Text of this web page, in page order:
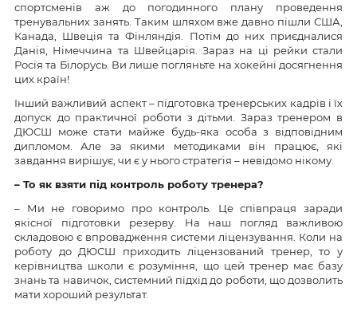
спортсменів аж до погодинного плану проведення
тренувальних занять. Таким шляхом вже давно пішли США,
Канада, Швеція та Фінляндія. Потім до них приєдналися
Данія, Німеччина та Швейцарія. Зараз на ці рейки стали
Росія та Білорусь. Ви лише погляньте на хокейні досягнення
цих країн!
Інший важливий аспект – підготовка тренерських кадрів і їх
допуск до практичної роботи з дітьми. Зараз тренером в
ДЮСШ може стати майже будь-яка особа з відповідним
дипломом. Але за якими методиками він працює, які
завдання вирішує, чи є у нього стратегія – невідомо нікому.
– То як взяти під контроль роботу тренера?
– Ми не говоримо про контроль. Це співпраця заради
якісної підготовки резерву. На наш погляд важливою
складовою є впровадження системи ліцензування. Коли на
роботу до ДЮСШ приходить ліцензований тренер, то у
керівництва школи є розуміння, що цей тренер має базу
знань та навичок, системний підхід до роботи, що дозволить
мати хороший результат.